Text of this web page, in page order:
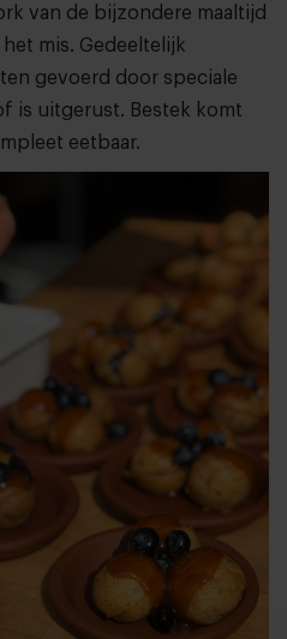
van de bijzondere maaltijd
mis. Gedeeltelijk
gevoerd door speciale
is uitgerust. Bestek komt
eetbaar.